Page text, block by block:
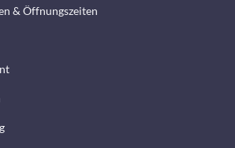
& Öffnungszeiten